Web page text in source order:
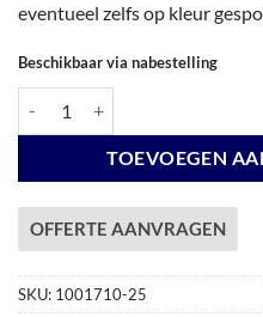
eventueel zelfs op kleur
Beschikbaar via nabestelling
TOEVOEGEN
OFFERTE AANVRAGEN
SKU: 1001710-25